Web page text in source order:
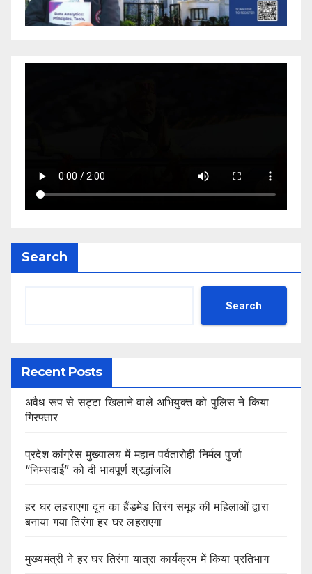
Search
Search
Recent Posts
अवैध रूप से सट्टा खिलाने वाले अभियुक्त को पुलिस ने किया
गिरफ्तार
प्रदेश कांग्रेस मुख्यालय में महान पर्वतारोही निर्मल पुर्जा
“निम्सदाई” को दी भावपूर्ण श्रद्धांजलि
हर घर लहराएगा दून का हैंडमेड तिरंग समूह की महिलाओं द्वारा
बनाया गया तिरंगा हर घर लहराएगा
मुख्यमंत्री ने हर घर तिरंगा यात्रा कार्यक्रम में किया प्रतिभाग